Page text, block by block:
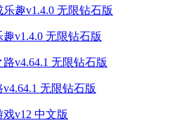
v1.4.0 无限钻石版
无限钻石版